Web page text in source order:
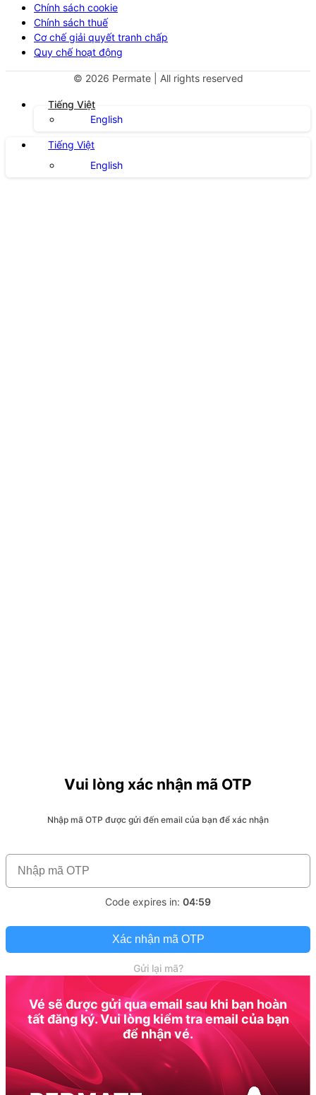
Chính sách cookie
Chính sách thuế
Cơ chế giải quyết tranh chấp
Quy chế hoạt động
© 2026 Permate | All rights reserved
Tiếng Việt
English
Tiếng Việt
English
Vui lòng xác nhận mã OTP
Nhập mã OTP được gửi đến email của bạn để xác nhận
Code expires in: 04:59
Xác nhận mã OTP
Gửi lại mã?
Vé sẽ được gửi qua email sau khi bạn hoàn
tất đăng ký. Vui lòng kiểm tra email của bạn
để nhận vé.